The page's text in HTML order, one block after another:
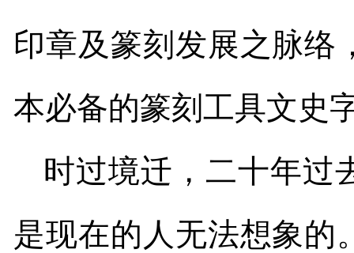
印章及篆刻发展之脉络
本必备的篆刻工具文史
时过境迁，二十年过
是现在的人无法想象的